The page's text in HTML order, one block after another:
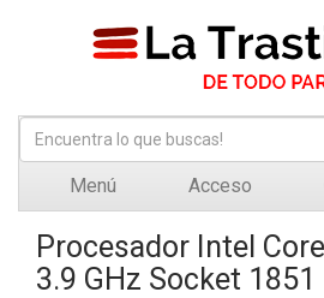
Menú Acceso
Procesador Intel
3.9 GHz Socket 1851